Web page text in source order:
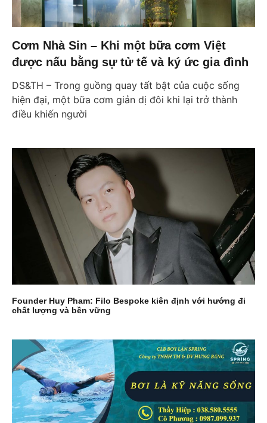
Cơm Nhà Sin – Khi một bữa cơm Việt
được nấu bằng sự tử tế và ký ức gia đình
DS&TH – Trong guồng quay tất bật của cuộc sống
hiện đại, một bữa cơm giản dị đôi khi lại trở thành
điều khiến người
Founder Huy Pham: Filo Bespoke kiên định với hướng đi
chất lượng và bền vững